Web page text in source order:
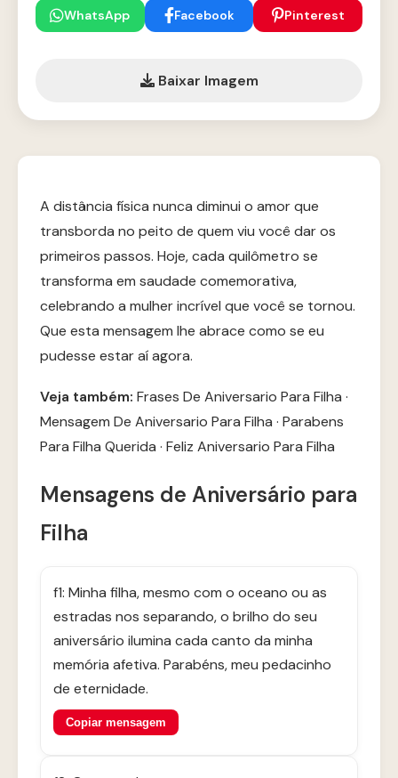
WhatsApp Facebook Pinterest
Baixar Imagem
A distância física nunca diminui o amor que
transborda no peito de quem viu você dar os
primeiros passos. Hoje, cada quilômetro se
transforma em saudade comemorativa,
celebrando a mulher incrível que você se tornou.
Que esta mensagem lhe abrace como se eu
pudesse estar aí agora.
Veja também: Frases De Aniversario Para Filha ·
Mensagem De Aniversario Para Filha · Parabens
Para Filha Querida · Feliz Aniversario Para Filha
Mensagens de Aniversário para
Filha
f1: Minha filha, mesmo com o oceano ou as
estradas nos separando, o brilho do seu
aniversário ilumina cada canto da minha
memória afetiva. Parabéns, meu pedacinho
de eternidade.
Copiar mensagem